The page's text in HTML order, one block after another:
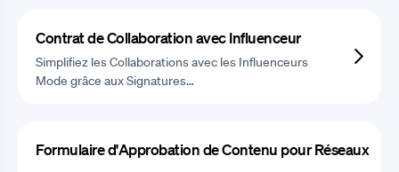
Contrat de Collaboration avec Influenceur
Simplifiez les Collaborations avec les Influenceurs
Mode grâce aux Signatures…
Formulaire d'Approbation de Contenu pour Réseaux